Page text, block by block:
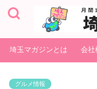
埼玉マガジンとは 会社
グルメ情報